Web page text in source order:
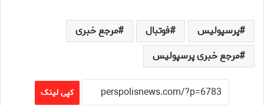
پرسپولیس فوتبال
مرجع خبری
مرجع خبری پرسپولیس
کپی لینک